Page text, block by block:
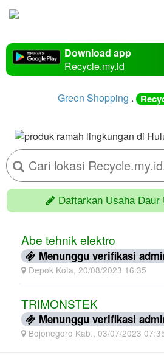
Download app
Recycle.my.id
Green Shopping .
Daftarkan Usaha Daur
Abe tehnik elektro
Menunggu verifikasi
Depok Kota, 20/08/2023 16:35
TRIMONSTEK
Menunggu verifikasi
Bojonegoro Kab., 03/07/2023